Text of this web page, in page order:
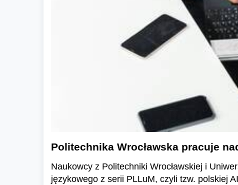
Politechnika Wrocławska pracuje
Naukowcy z Politechniki Wrocławskiej i
językowego z serii PLLuM, czyli tzw. polskiej